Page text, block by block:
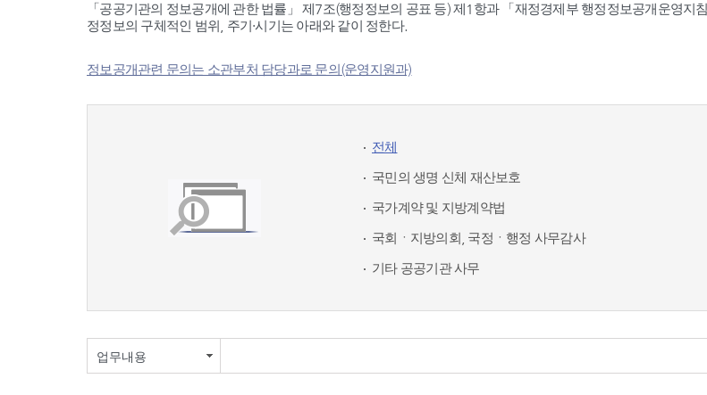
「공공기관의 정보공개에 관한 법률」 제7조(행정정보의 공표 등) 제1항과 「재정경제부 행정정보공개운영
정정보의 구체적인 범위, 주기·시기는 아래와 같이 정한다.
정보공개관련 문의는 소관부처 담당과로 문의(운영지원과)
전체
국민의 생명 신체 재산보호
국가계약 및 지방계약법
국회ㆍ지방의회, 국정ㆍ행정 사무감사
기타 공공기관 사무
업무내용